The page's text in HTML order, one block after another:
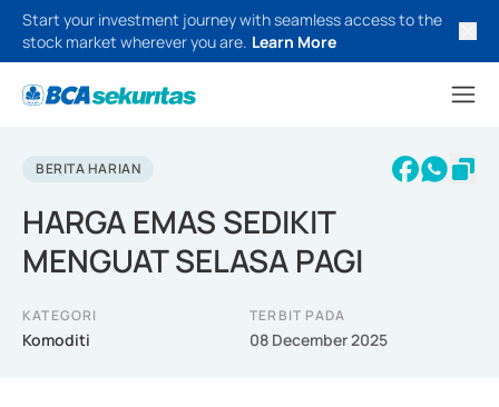
Start your investment journey with seamless access to the
stock market wherever you are. Learn More
BERITA HARIAN
HARGA EMAS SEDIKIT
MENGUAT SELASA PAGI
KATEGORI
Komoditi
TERBIT PADA
08 December 2025